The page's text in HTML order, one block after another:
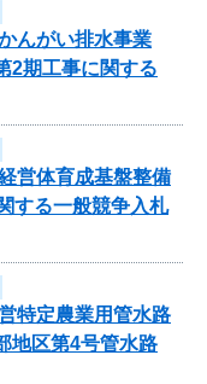
んがい排水事業
期工事に関する
営体育成基盤整備
る一般競争入札
特定農業用管水路
地区第4号管水路